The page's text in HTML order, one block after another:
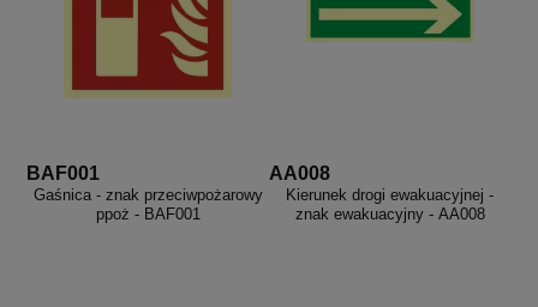
BAF001
Gaśnica - znak przeciwpożarowy
ppoż - BAF001
AA008
Kierunek drogi ewakuacyjnej -
znak ewakuacyjny - AA008